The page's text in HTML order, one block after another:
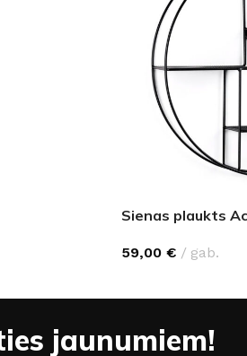
Sienas plaukts
59,00 € gab.
jaunumiem!